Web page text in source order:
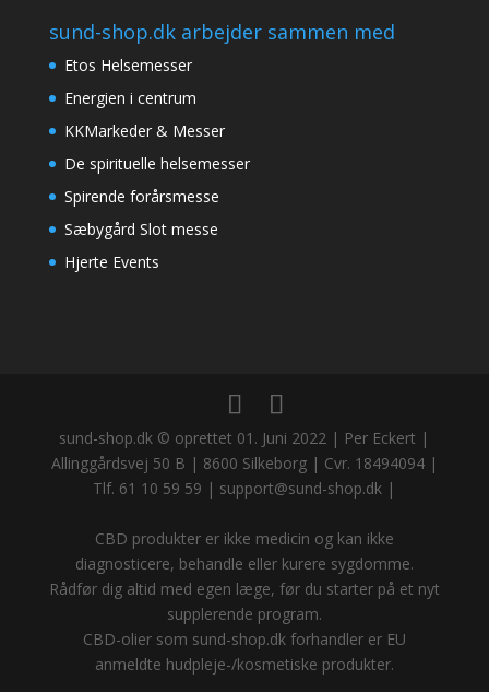
sund-shop.dk arbejder sammen med
Etos Helsemesser
Energien i centrum
KKMarkeder & Messer
De spirituelle helsemesser
Spirende forårsmesse
Sæbygård Slot messe
Hjerte Events
sund-shop.dk © oprettet 01. Juni 2022 | Per Eckert |
Allinggårdsvej 50 B | 8600 Silkeborg | Cvr. 18494094 |
Tlf. 61 10 59 59 | support@sund-shop.dk |
CBD produkter er ikke medicin og kan ikke
diagnosticere, behandle eller kurere sygdomme.
Rådfør dig altid med egen læge, før du starter på et nyt
supplerende program.
CBD-olier som sund-shop.dk forhandler er EU
anmeldte hudpleje-/kosmetiske produkter.